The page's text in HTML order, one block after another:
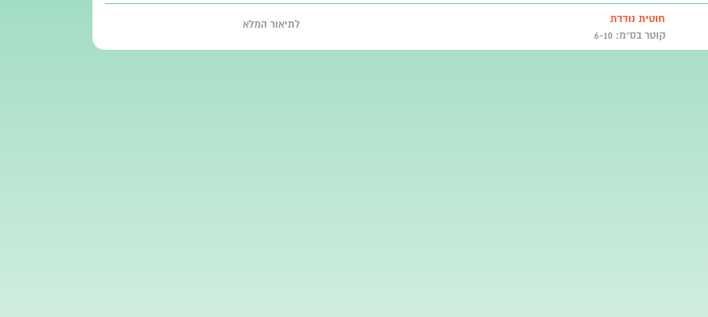
חוטית נודדת
קוטר בס״מ: 6-10
לתיאור המלא